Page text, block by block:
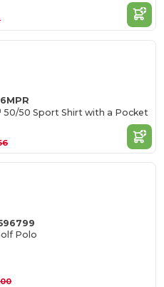
50 Sport Shirt with a Pocket
Polo